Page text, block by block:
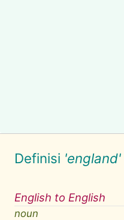
Definisi 'england'
English to English
noun